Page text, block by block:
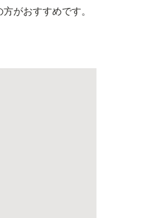
がおすすめです。